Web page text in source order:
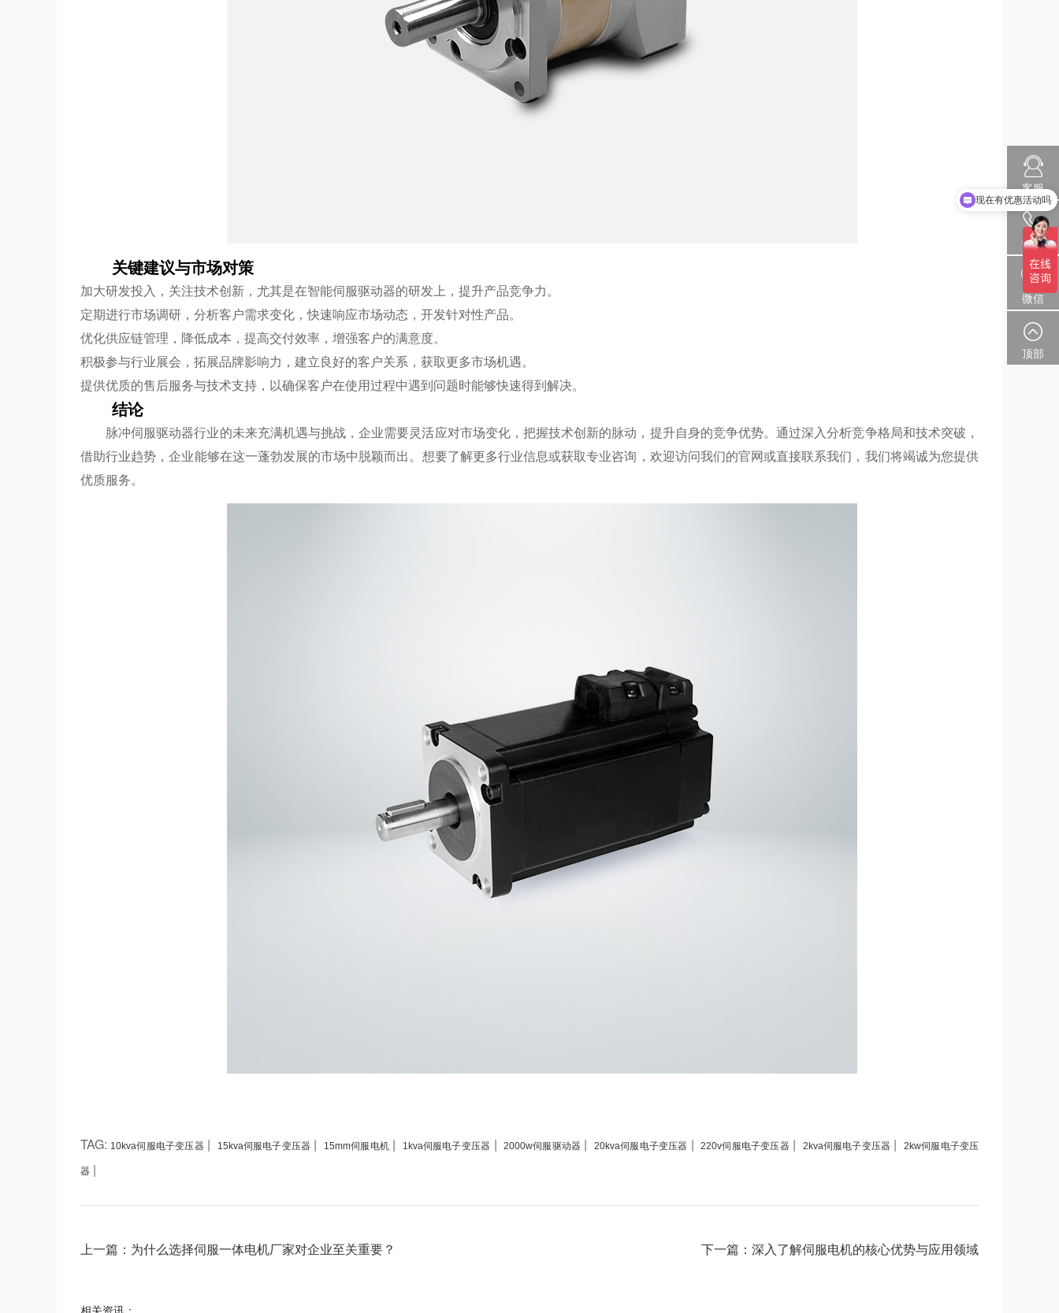
关键建议与市场对策
加大研发投入，关注技术创新，尤其是在智能伺服驱动器的研发上，提升产品竞争力。
定期进行市场调研，分析客户需求变化，快速响应市场动态，开发针对性产品。
优化供应链管理，降低成本，提高交付效率，增强客户的满意度。
积极参与行业展会，拓展品牌影响力，建立良好的客户关系，获取更多市场机遇。
提供优质的售后服务与技术支持，以确保客户在使用过程中遇到问题时能够快速得到解决。
结论
脉冲伺服驱动器行业的未来充满机遇与挑战，企业需要灵活应对市场变化，把握技术创新的脉动，提升自身的竞争优势。通过深入分析竞争格局和技术突破，
借助行业趋势，企业能够在这一蓬勃发展的市场中脱颖而出。想要了解更多行业信息或获取专业咨询，欢迎访问我们的官网或直接联系我们，我们将竭诚为您提供
优质服务。
TAG: 10kva伺服电子变压器| 15kva伺服电子变压器 | 15mm伺服电机| 1kva伺服电子变压器 | 2000w伺服驱动器 | 20kva伺服电子变压器 |220v伺服电子变压器| 2kva伺服电子变压器 | 2kw伺服电子变压
器 |
上一篇：为什么选择伺服一体电机厂家对企业至关重要？ 下一篇：深入了解伺服电机的核心优势与应用领域
客服
热线
微信
顶部
可以介绍下你们的产品么
现在有优惠活动吗